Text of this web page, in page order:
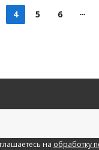
4 5 6
на обработку